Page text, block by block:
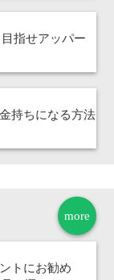
指せアッパー
持ちになる方法
more
トにお勧め